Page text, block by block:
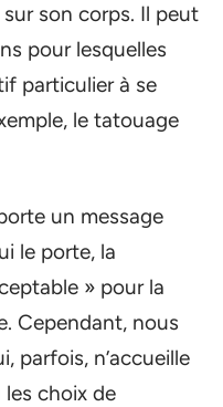
son corps. Il peut
pour lesquelles
particulier à se
le tatouage
un message
le porte, la
» pour la
Cependant, nous
parfois, n’accueille
choix de